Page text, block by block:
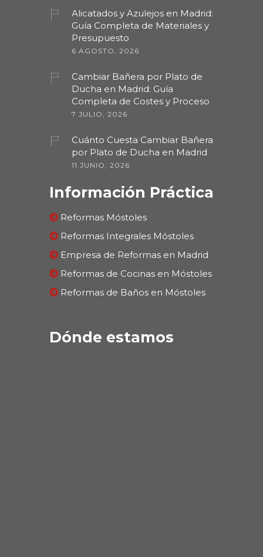
Alicatados y Azulejos en Madrid:
Guía Completa de Materiales y
Presupuesto
6 AGOSTO, 2026
Cambiar Bañera por Plato de
Ducha en Madrid: Guía
Completa de Costes y Proceso
7 JULIO, 2026
Cuánto Cuesta Cambiar Bañera
por Plato de Ducha en Madrid
11 JUNIO, 2026
Información Práctica
Reformas Móstoles
Reformas Integrales Móstoles
Empresa de Reformas en Madrid
Reformas de Cocinas en Móstoles
Reformas de Baños en Móstoles
Dónde estamos